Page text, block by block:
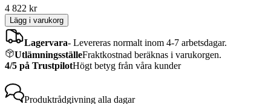
4 822 kr
Lägg i varukorg
Lagervara- Levereras normalt inom 4-7 arbetsdagar.
UtlämningsställeFraktkostnad beräknas i varukorgen.
4/5 på TrustpilotHögt betyg från våra kunder
Produktrådgivning alla dagar